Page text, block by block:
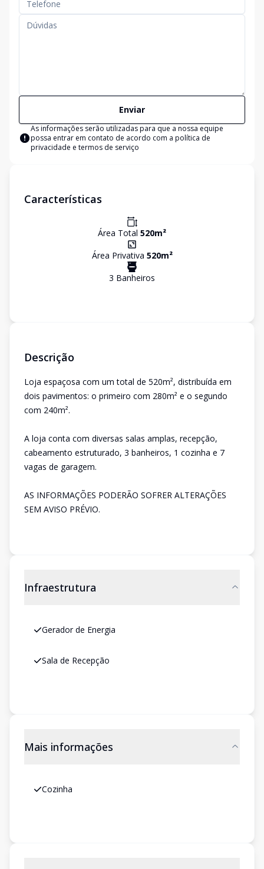
Enviar
As informações serão utilizadas para que a nossa equipe
possa entrar em contato de acordo com a política de
privacidade e termos de serviço
Características
Área Total 520m²
Área Privativa 520m²
3 Banheiros
Descrição
Loja espaçosa com um total de 520m², distribuída em
dois pavimentos: o primeiro com 280m² e o segundo
com 240m².
A loja conta com diversas salas amplas, recepção,
cabeamento estruturado, 3 banheiros, 1 cozinha e 7
vagas de garagem.
AS INFORMAÇÕES PODERÃO SOFRER ALTERAÇÕES
SEM AVISO PRÉVIO.
Infraestrutura
Gerador de Energia
Sala de Recepção
Mais informações
Cozinha